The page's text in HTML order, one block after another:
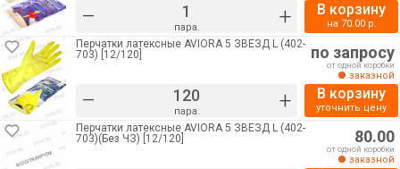
– пара. + В корзину
на 70.00р.
Перчатки латексные AVIORA 5 ЗВЁЗД L (402-
703) [12/120]
– пара. +
по запросу
от одной коробки
заказной
В корзину
уточнить цену
Перчатки латексные AVIORA 5 ЗВЁЗД L (402-
703)(Без ЧЗ) [12/120]
80.00
от одной коробки
заказной